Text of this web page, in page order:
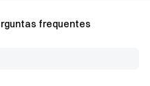
frequentes